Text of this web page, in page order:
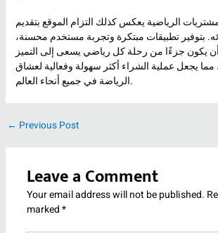
الرياضية يعكس كذلك التزام الموقع بتقديم
بتوفير تطبيقات مبتكرة وتجربة مستخدم محسنة،
يكون جزءًا من رحلة كل رياضي يسعى إلى التميز
يجعل عملية الشراء أكثر سهولة وفعالية لعشاق
الرياضة في جميع أنحاء العالم.
← Previous Post
Leave a Comment
Your email address will not be published.
marked*